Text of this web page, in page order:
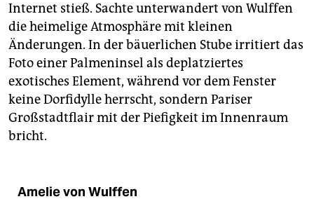
Internet stieß. Sachte unterwandert von Wulffen
die heimelige Atmosphäre mit kleinen
Änderungen. In der bäuerlichen Stube irritiert das
Foto einer Palmeninsel als deplatziertes
exotisches Element, während vor dem Fenster
keine Dorfidylle herrscht, sondern Pariser
Großstadtflair mit der Piefigkeit im Innenraum
bricht.
Amelie von Wulffen